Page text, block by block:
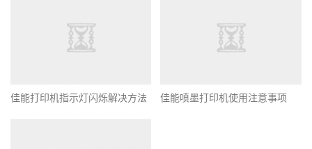
佳能打印机指示灯闪烁解决方法 佳能喷墨打印机使用注意事项